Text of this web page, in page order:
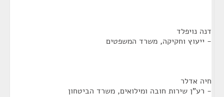
דנה נויפלד
- ייעוץ וחקיקה, משרד המשפטים
חיה אדלר
- רע"ן שירות חובה ומילואים, משרד הביטחון